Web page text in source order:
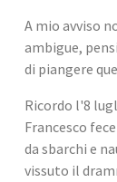
A mio avviso
ambigue,
di piangere
Ricordo l'8
Francesco
da sbarchi e
vissuto il